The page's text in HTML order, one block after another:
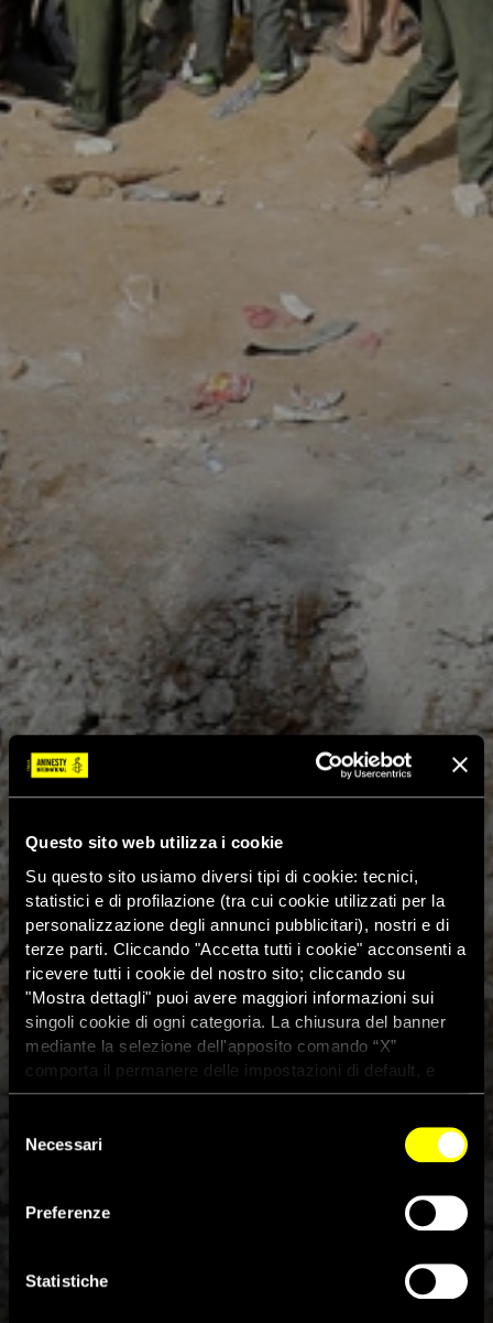
Questo sito web utilizza i cookie
Su questo sito usiamo diversi tipi di cookie: tecnici,
statistici e di profilazione (tra cui cookie utilizzati per la
personalizzazione degli annunci pubblicitari), nostri e di
terze parti. Cliccando "Accetta tutti i cookie" acconsenti a
ricevere tutti i cookie del nostro sito; cliccando su
"Mostra dettagli" puoi avere maggiori informazioni sui
singoli cookie di ogni categoria. La chiusura del banner
mediante la selezione dell'apposito comando “X”
comporta il permanere delle impostazioni di default, e
dunque la continuazione della navigazione con i cookie
dei cookie attivi sul sito clicca
delNecessari
Preferenze
Statistiche
Conflitto in Yemen: le richieste
al Parlamento italiano